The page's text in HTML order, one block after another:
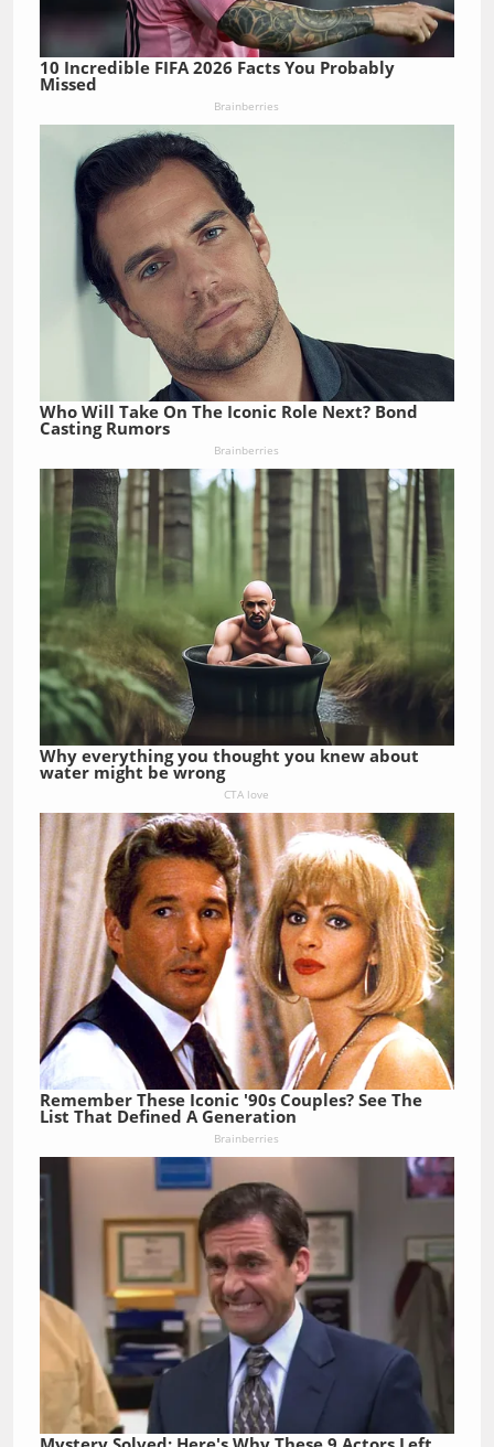
10 Incredible FIFA 2026 Facts You Probably
Missed
Brainberries
Who Will Take On The Iconic Role Next? Bond
Casting Rumors
Brainberries
Why everything you thought you knew about
water might be wrong
CTA love
Remember These Iconic '90s Couples? See The
List That Defined A Generation
Brainberries